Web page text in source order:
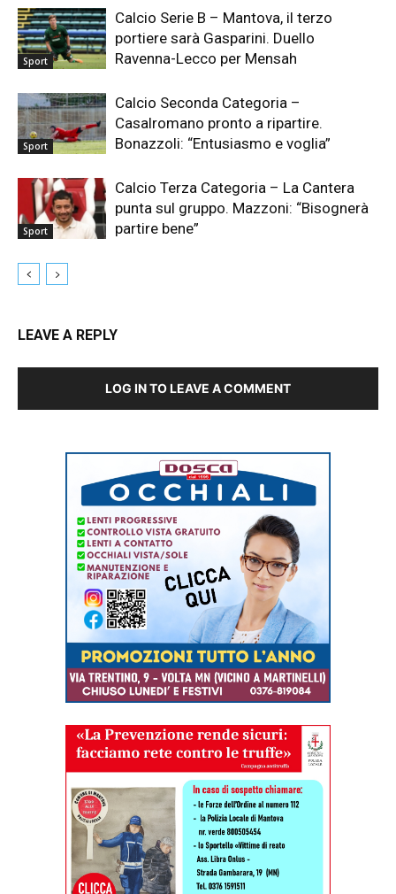
Sport
Calcio Serie B – Mantova, il terzo
portiere sarà Gasparini. Duello
Ravenna-Lecco per Mensah
Sport
Calcio Seconda Categoria –
Casalromano pronto a ripartire.
Bonazzoli: “Entusiasmo e voglia”
Sport
Calcio Terza Categoria – La Cantera
punta sul gruppo. Mazzoni: “Bisognerà
partire bene”
LEAVE A REPLY
LOG IN TO LEAVE A COMMENT